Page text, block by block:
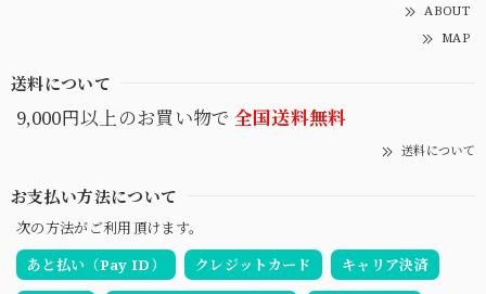
ABOUT
MAP
送料について
9,000円以上のお買い物で 全国送料無料
送料について
お支払い方法について
次の方法がご利用頂けます。
あと払い（Pay ID）
クレジットカード キャリア決済